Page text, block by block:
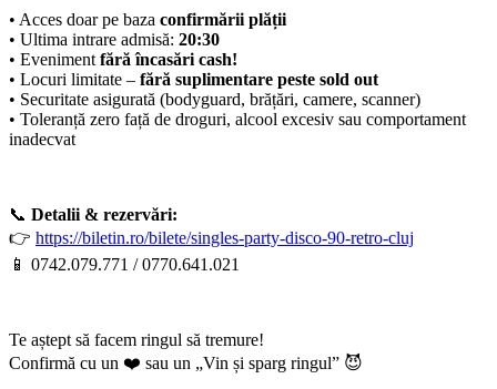
• Acces doar pe baza confirmării plății
• Ultima intrare admisă: 20:30
• Evenimentfără încasări cash!
• Locuri limitate – fără suplimentare peste sold out
• Securitate asigurată (bodyguard, brățări, camere, scanner)
• Toleranță zero față de droguri, alcool excesiv sau comportament
inadecvat
📞 Detalii & rezervări:
👉 https://biletin.ro/bilete/singles-party-disco-90-retro-cluj
📱 0742.079.771 / 0770.641.021
Te aștept să facem ringul să tremure!
Confirmă cu un ❤️ sau un „Vin și sparg ringul” 😈